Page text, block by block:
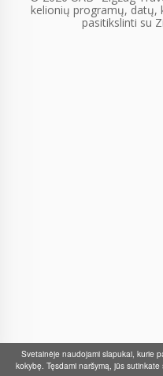
kelionių programų, datų,
pasitikslinti su
Svetainėje naudojami slapukai, kurie
kokybę. Tęsdami naršymą, jūs